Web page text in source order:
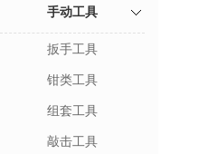
手动工具
扳手工具
钳类工具
组套工具
敲击工具